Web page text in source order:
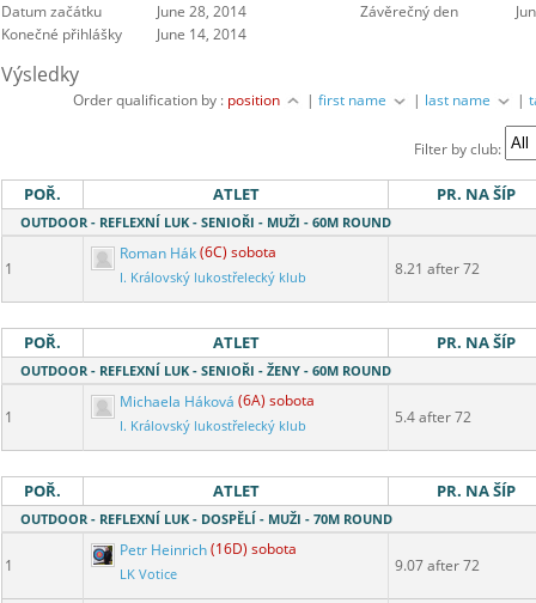
Datum začátku June 28, 2014 Závěrečný den
Konečné přihlášky
June 14, 2014
Výsledky
Order qualification by : position |first name | last name |
Filter by club:
POŘ. ATLET PR. NA ŠÍP
OUTDOOR - REFLEXNÍ LUK - SENIOŘI - MUŽI - 60M ROUND
1
Roman Hák(6C) sobota
I. Královský lukostřelecký klub 8.21 after 72
POŘ. ATLET PR. NA ŠÍP
OUTDOOR - REFLEXNÍ LUK - SENIOŘI - ŽENY - 60M ROUND
1
Michaela Háková (6A) sobota
I. Královský lukostřelecký klub 5.4 after 72
POŘ. ATLET PR. NA ŠÍP
OUTDOOR - REFLEXNÍ LUK - DOSPĚLÍ - MUŽI - 70M ROUND
1
Petr Heinrich(16D) sobota
LK Votice 9.07 after 72